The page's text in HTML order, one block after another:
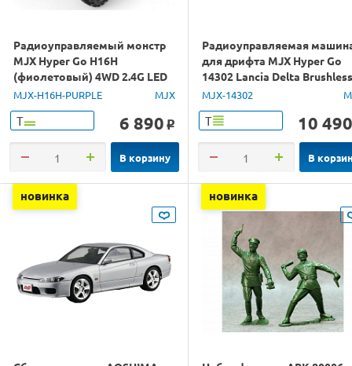
Радиоуправляемый монстр
MJX Hyper Go H16H
(фиолетовый) 4WD 2.4G LED
GPS 1/16 RTR
MJX-H16H-PURPLE MJX
Т 6 890 o
В корзину
Радиоуправляемая
для дрифта MJX Hyper Go
14302 Lancia Delta Brushless
4WD 2.4G LED 1/14 RTR
MJX-14302
Т 10 490
В
новинка новинка